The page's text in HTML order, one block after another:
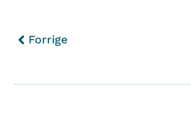
Forrige